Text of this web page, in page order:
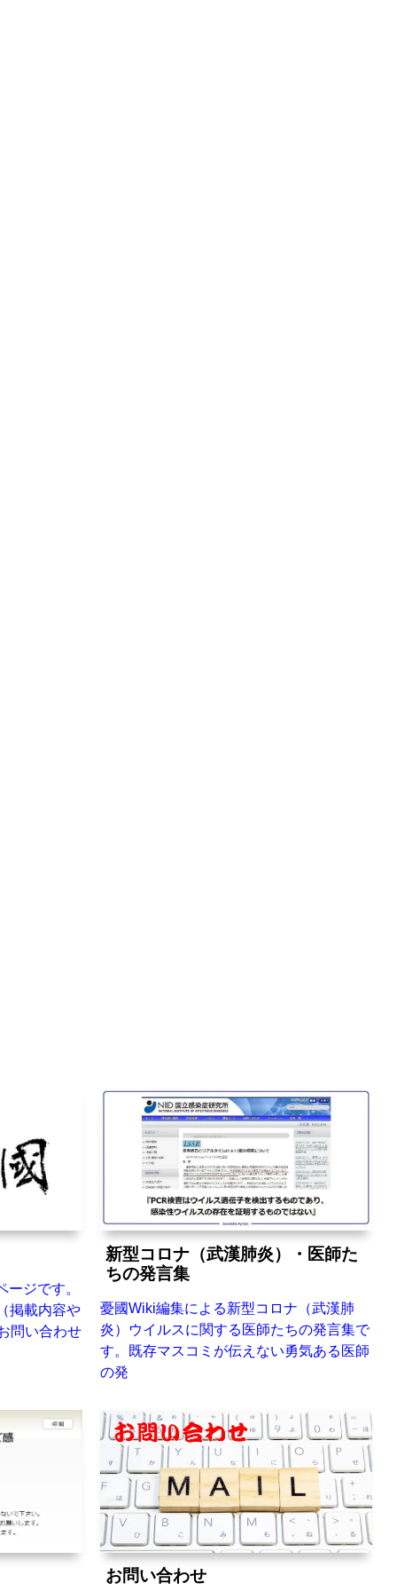
ジです。
掲載内容や
問い合わせ
新型コロナ（武漢肺炎）・医師た
ちの発言集
憂國Wiki編集による新型コロナ（武漢肺
炎）ウイルスに関する医師たちの発言集で
す。既存マスコミが伝えない勇気ある医師
の発
お問い合わせ